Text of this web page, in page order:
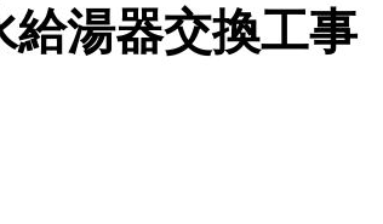
湯器交換工事